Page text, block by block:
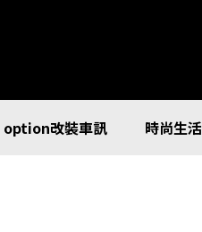
option改裝車訊 時尚生活